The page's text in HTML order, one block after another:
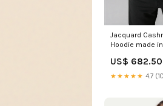
Jacquard
Hoodie made
US$ 682.50
★★★★★ 4.7